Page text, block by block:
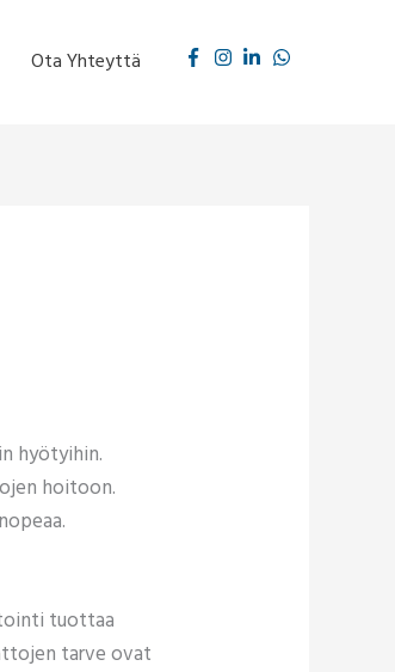
Ota Yhteyttä
hyötyihin.
hoitoon.
tuottaa
tarve ovat